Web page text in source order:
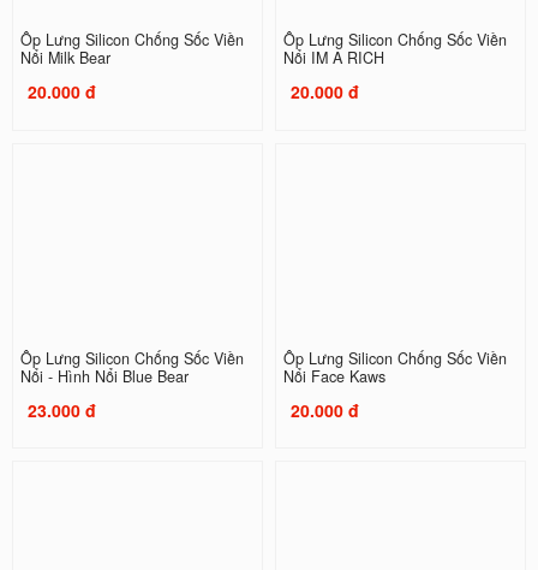
Ốp Lưng Silicon Chống Sốc Viền
Nổi Milk Bear
20.000 đ
Ốp Lưng Silicon Chống Sốc Viền
Nổi IM A RICH
20.000 đ
Ốp Lưng Silicon Chống Sốc Viền
Nổi - Hình Nổi Blue Bear
23.000 đ
Ốp Lưng Silicon Chống Sốc Viền
Nổi Face Kaws
20.000 đ